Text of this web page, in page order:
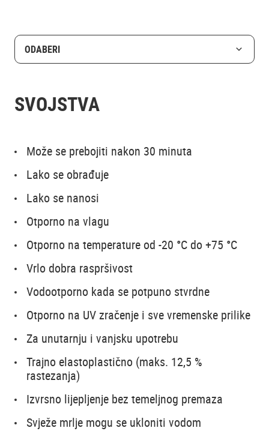
ODABERI
SVOJSTVA
Može se prebojiti nakon 30 minuta
Lako se obrađuje
Lako se nanosi
Otporno na vlagu
Otporno na temperature od -20 °C do +75 °C
Vrlo dobra raspršivost
Vodootporno kada se potpuno stvrdne
Otporno na UV zračenje i sve vremenske prilike
Za unutarnju i vanjsku upotrebu
Trajno elastoplastično (maks. 12,5 %
rastezanja)
Izvrsno lijepljenje bez temeljnog premaza
Svježe mrlje mogu se ukloniti vodom